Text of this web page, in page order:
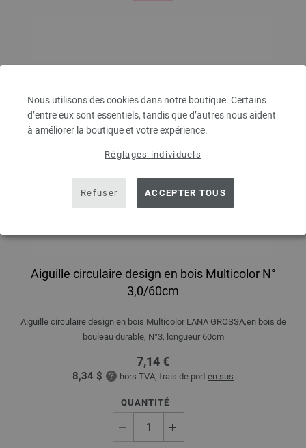
Nous utilisons des cookies dans notre boutique. Certains
d’entre eux sont essentiels, tandis que d’autres nous aident
à améliorer la boutique et votre expérience.
Réglages individuels
Refuser ACCEPTER TOUS
Aiguille circulaire design en bois Multicolor N°
3,0/60cm
Aiguille circulaire design en bois Multicolor LANA GROSSA,en bois de
bouleau durable, N°3, longueur 60cm
7,14 €
8,34 $ hors TVA, frais de port en sus
QUANTITÉ